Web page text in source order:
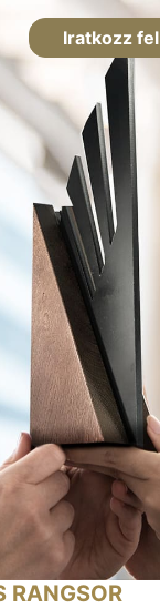
Iratkozz fel
RANGSOR